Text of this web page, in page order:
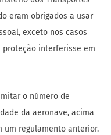
eram obrigados a usar
exceto nos casos
proteção interferisse em
o número de
da aeronave, acima
um regulamento anterior.